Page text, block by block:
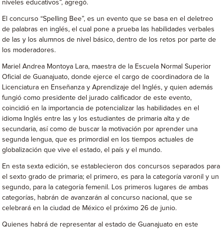
niveles educativos”, agregó.
El concurso “Spelling Bee”, es un evento que se basa en el deletreo
de palabras en inglés, el cual pone a prueba las habilidades verbales
de las y los alumnos de nivel básico, dentro de los retos por parte de
los moderadores.
Mariel Andrea Montoya Lara, maestra de la Escuela Normal Superior
Oficial de Guanajuato, donde ejerce el cargo de coordinadora de la
Licenciatura en Enseñanza y Aprendizaje del Inglés, y quien además
fungió como presidente del jurado calificador de este evento,
coincidió en la importancia de potencializar las habilidades en el
idioma Inglés entre las y los estudiantes de primaria alta y de
secundaria, así como de buscar la motivación por aprender una
segunda lengua, que es primordial en los tiempos actuales de
globalización que vive el estado, el país y el mundo.
En esta sexta edición, se establecieron dos concursos separados para
el sexto grado de primaria; el primero, es para la categoría varonil y un
segundo, para la categoría femenil. Los primeros lugares de ambas
categorías, habrán de avanzarán al concurso nacional, que se
celebrará en la ciudad de México el próximo 26 de junio.
Quienes habrá de representar al estado de Guanajuato en este